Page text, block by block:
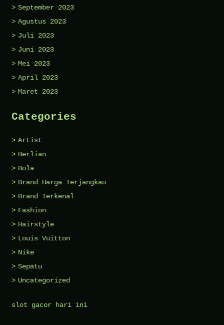
September 2023
Agustus 2023
Juli 2023
Juni 2023
Mei 2023
April 2023
Maret 2023
Categories
Artist
Berlian
Bola
Brand Harga Terjangkau
Brand Terkenal
Fashion
Hairstyle
Louis Vuitton
Nike
Sepatu
Uncategorized
slot gacor hari ini